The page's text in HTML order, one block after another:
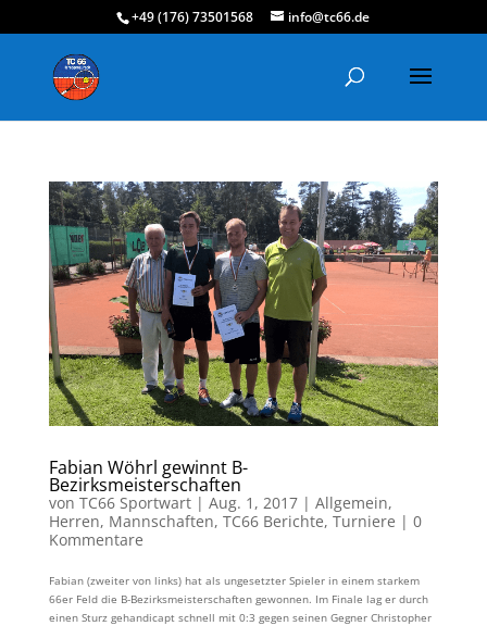
+49 (176) 73501568 info@tc66.de
Fabian Wöhrl gewinnt B-
Bezirksmeisterschaften
von TC66 Sportwart| Aug. 1, 2017| Allgemein,
Herren, Mannschaften, TC66 Berichte, Turniere | 0
Kommentare
Fabian (zweiter von links) hat als ungesetzter Spieler in einem starkem
66er Feld die B-Bezirksmeisterschaften gewonnen. Im Finale lag er durch
einen Sturz gehandicapt schnell mit 0:3 gegen seinen Gegner Christopher